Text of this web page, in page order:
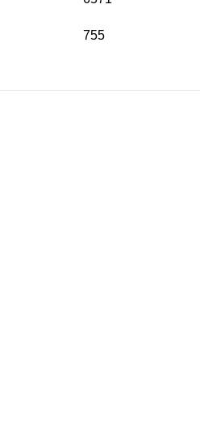
755